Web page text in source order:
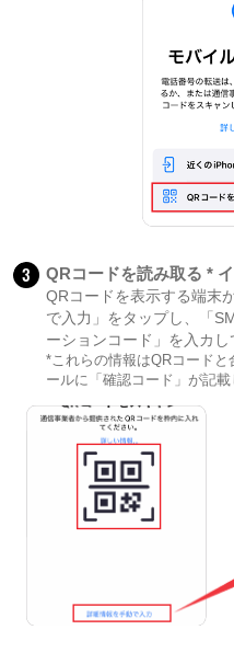
3 QRコードを読み取る *
QRコードを表示する端末
で入力」をタップし、「
ーションコード」を入カし
*これらの情報はQRコード
ールに「確認コード」が記